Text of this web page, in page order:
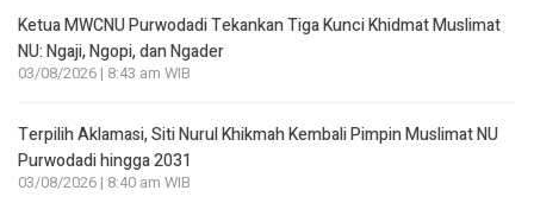
Ketua MWCNU Purwodadi Tekankan Tiga Kunci Khidmat Muslimat
NU: Ngaji, Ngopi, dan Ngader
03/08/2026 | 8:43 am WIB
Terpilih Aklamasi, Siti Nurul Khikmah Kembali Pimpin Muslimat NU
Purwodadi hingga 2031
03/08/2026 | 8:40 am WIB